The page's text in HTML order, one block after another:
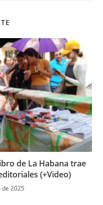
de La Habana trae
(+Video)
2025